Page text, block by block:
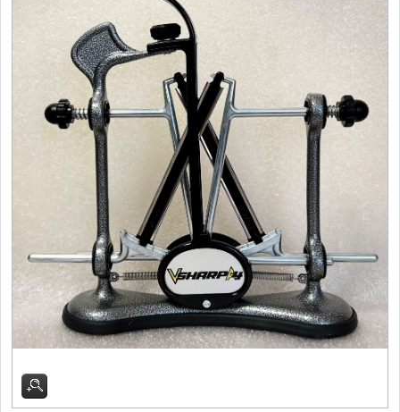
Reklamácia
Kontakty
Santoku nože
Nože NAKIRI 17
Filetovací nože
Nože na chleba
Vykosťovací nože 41
Steakové nože 2
Plátkovací nože 27
Porcovací nože